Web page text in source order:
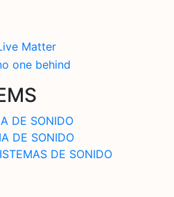
DE SONIDO
DE SONIDO
DE SONIDO